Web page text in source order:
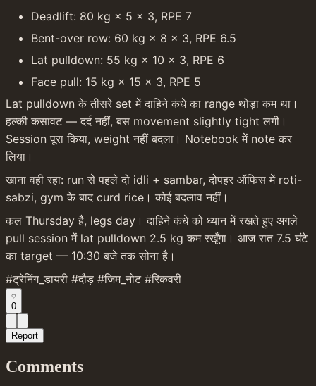
Deadlift: 80 kg × 5 × 3, RPE 7
Bent-over row: 60 kg × 8 × 3, RPE 6.5
Lat pulldown: 55 kg × 10 × 3, RPE 6
Face pull: 15 kg × 15 × 3, RPE 5
Lat pulldown के तीसरे set में दाहिने कंधे का range थोड़ा कम था।
हल्की कसावट — दर्द नहीं, बस movement slightly tight लगी।
Session पूरा किया, weight नहीं बदला। Notebook में note कर
लिया।
खाना वही रहा: run से पहले दो idli + sambar, दोपहर ऑफिस में roti-
sabzi, gym के बाद curd rice। कोई बदलाव नहीं।
कल Thursday है, legs day। दाहिने कंधे को ध्यान में रखते हुए अगले
pull session में lat pulldown 2.5 kg कम रखूँगा। आज रात 7.5 घंटे
का target — 10:30 बजे तक सोना है।
#ट्रेनिंग_डायरी #दौड़ #जिम_नोट #रिकवरी
0
Report
Comments